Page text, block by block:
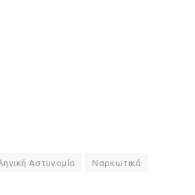
Αστυνομία Ναρκωτικά